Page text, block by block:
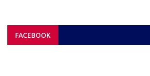
FACEBOOK